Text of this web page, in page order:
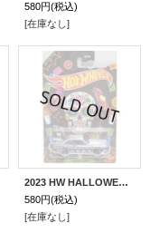
580円(税込)
[在庫なし]
2023 HW HALLOWEEN 【'71 MAVERICK GRABBER】BLACK/SKULL WHEELS(予約不可）
580円(税込)
[在庫なし]